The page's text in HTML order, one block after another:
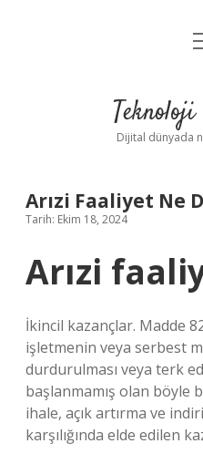
Dijital dünyada
Arızi Faaliyet Ne
Tarih: Ekim 18, 2024
Arızi
İkincil kazançlar. Madde
işletmenin veya serbest
durdurulması veya terk
başlanmamış olan böyle
ihale, açık artırma ve
karşılığında elde edilen